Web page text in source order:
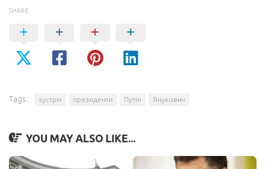
SHARE
Tags: зустріч президенти Путін Янукович
YOU MAY ALSO LIKE...